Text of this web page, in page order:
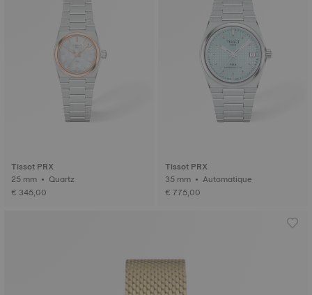
Tissot PRX
25 mm • Quartz
€ 345,00
Tissot PRX
35 mm • Automatique
€ 775,00